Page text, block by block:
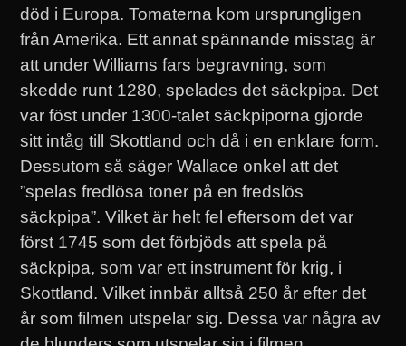
död i Europa. Tomaterna kom ursprungligen
från Amerika. Ett annat spännande misstag är
att under Williams fars begravning, som
skedde runt 1280, spelades det säckpipa. Det
var föst under 1300-talet säckpiporna gjorde
sitt intåg till Skottland och då i en enklare form.
Dessutom så säger Wallace onkel att det
”spelas fredlösa toner på en fredslös
säckpipa”. Vilket är helt fel eftersom det var
först 1745 som det förbjöds att spela på
säckpipa, som var ett instrument för krig, i
Skottland. Vilket innbär alltså 250 år efter det
år som filmen utspelar sig. Dessa var några av